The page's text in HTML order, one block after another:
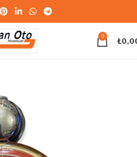
0 ₺